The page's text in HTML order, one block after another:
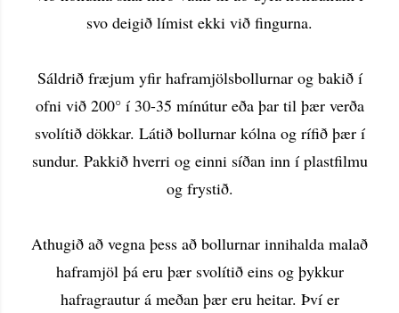
svo deigið límist ekki við fingurna.
Sáldrið fræjum yfir haframjölsbollurnar og bakið í
ofni við 200° í 30-35 mínútur eða þar til þær verða
svolítið dökkar. Látið bollurnar kólna og rífið þær í
sundur. Pakkið hverri og einni síðan inn í plastfilmu
og frystið.
Athugið að vegna þess að bollurnar innihalda malað
haframjöl þá eru þær svolítið eins og þykkur
hafragrautur á meðan þær eru heitar. Því er